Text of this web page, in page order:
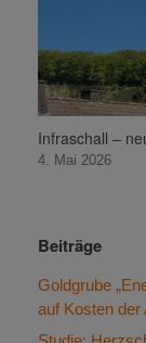
Infraschall –
4. Mai 2026
Beiträge
Goldgrube
auf Kosten der